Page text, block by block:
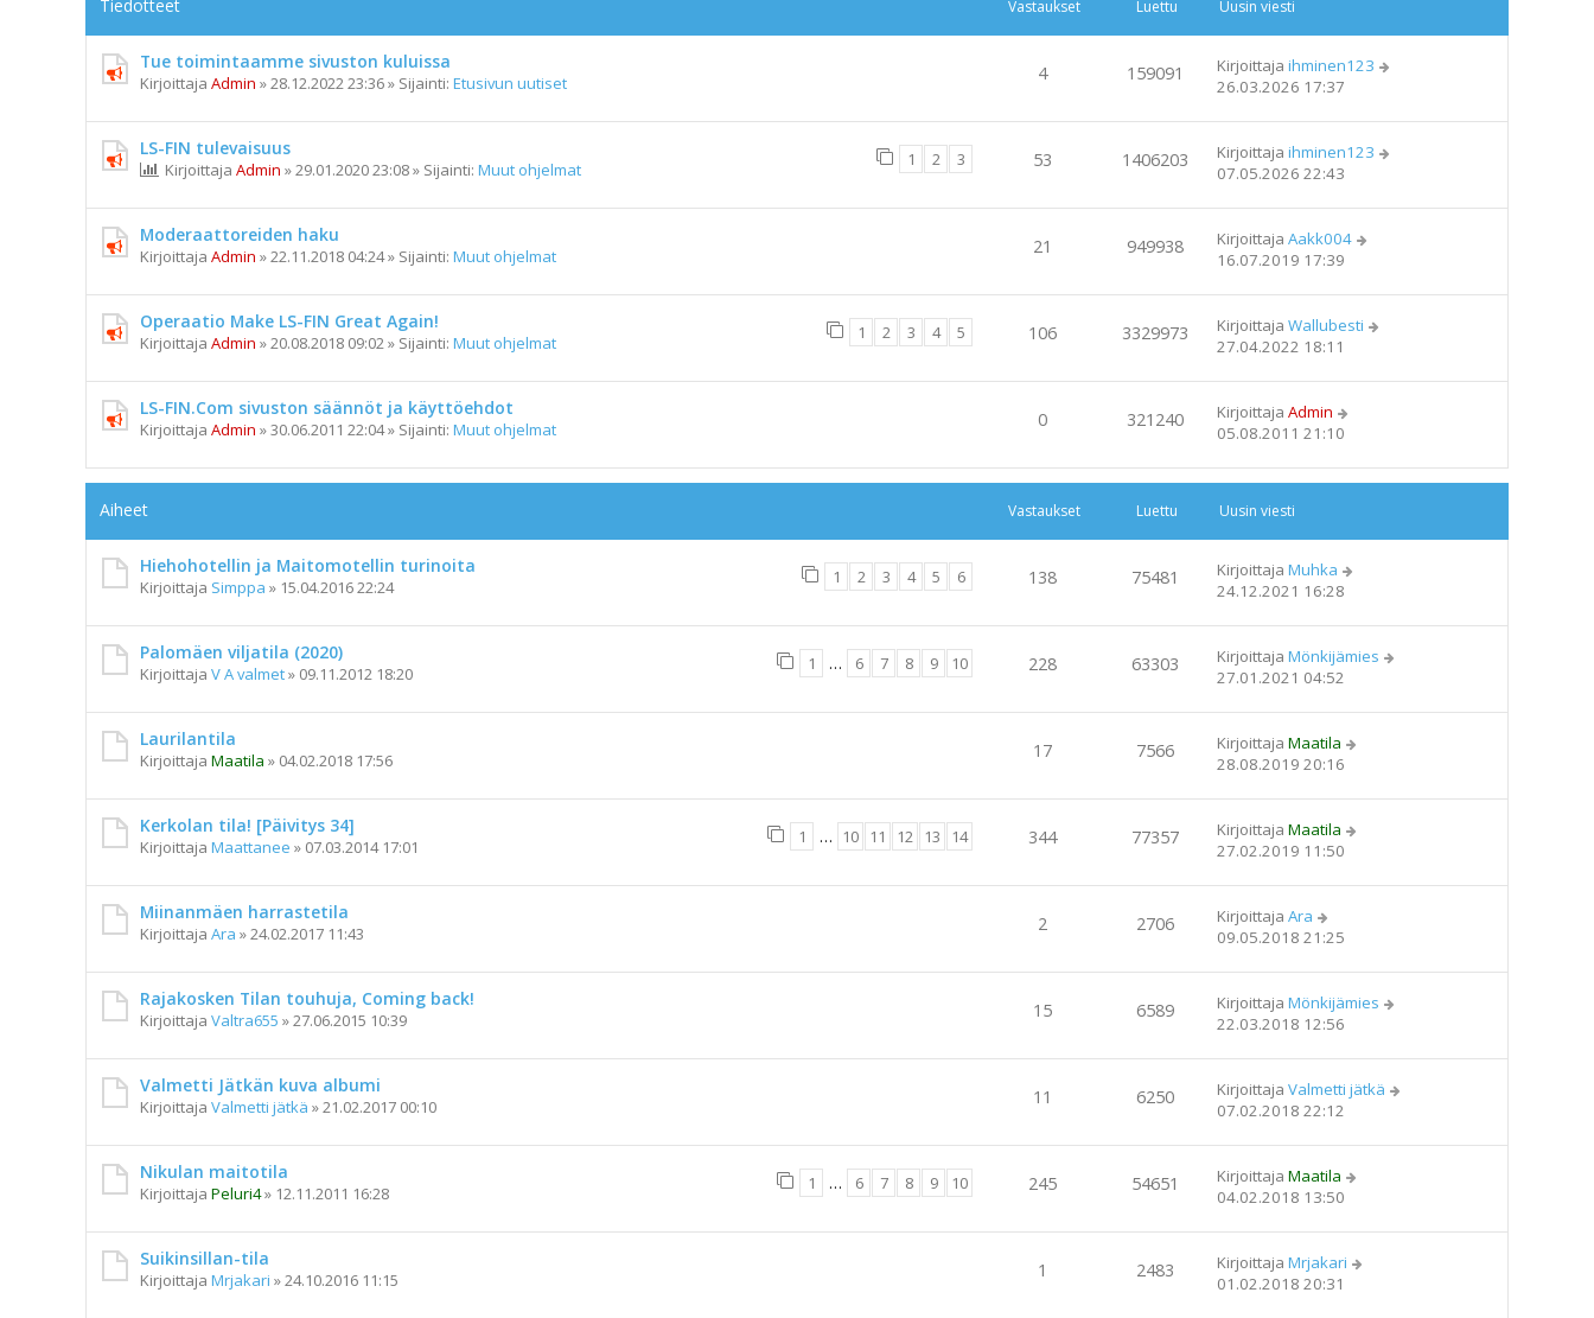
Tiedotteet Vastaukset Luettu Uusin viesti
Tue toimintaamme sivuston kuluissa
Kirjoittaja Admin »28.12.2022 23:36» Sijainti: Etusivun uutiset 4 159091 Kirjoittaja ihminen123
26.03.2026 17:37
LS-FIN tulevaisuus
Kirjoittaja Admin »29.01.2020 23:08» Sijainti: Muut ohjelmat 1 2 3 53 1406203 Kirjoittaja ihminen123
07.05.2026 22:43
Moderaattoreiden haku
Kirjoittaja Admin »22.11.2018 04:24» Sijainti: Muut ohjelmat 21 949938 Kirjoittaja Aakk004
16.07.2019 17:39
Operaatio Make LS-FIN Great Again!
Kirjoittaja Admin »20.08.2018 09:02» Sijainti: Muut ohjelmat 1 2 3 4 5 106 3329973 Kirjoittaja Wallubesti
27.04.2022 18:11
LS-FIN.Com sivuston säännöt ja käyttöehdot
Kirjoittaja Admin »30.06.2011 22:04» Sijainti: Muut ohjelmat 0 321240 Kirjoittaja Admin
05.08.2011 21:10
Aiheet Vastaukset Luettu Uusin viesti
Hiehohotellin ja Maitomotellin turinoita
Kirjoittaja Simppa » 15.04.2016 22:24 1 2 3 4 5 6 138 75481 Kirjoittaja Muhka
24.12.2021 16:28
Palomäen viljatila (2020)
Kirjoittaja V A valmet» 09.11.2012 18:20 1 … 6 7 8 9 10 228 63303 Kirjoittaja Mönkijämies
27.01.2021 04:52
Laurilantila
Kirjoittaja Maatila » 04.02.2018 17:56 17 7566 Kirjoittaja Maatila
28.08.2019 20:16
Kerkolan tila! [Päivitys 34]
Kirjoittaja Maattanee » 07.03.2014 17:01 1 … 10 11 12 13 14 344 77357 Kirjoittaja Maatila
27.02.2019 11:50
Miinanmäen harrastetila
Kirjoittaja Ara »24.02.2017 11:43 2 2706 Kirjoittaja Ara
09.05.2018 21:25
Rajakosken Tilan touhuja, Coming back!
Kirjoittaja Valtra655 »27.06.2015 10:39 15 6589 Kirjoittaja Mönkijämies
22.03.2018 12:56
Valmetti Jätkän kuva albumi
Kirjoittaja Valmetti jätkä »21.02.2017 00:10 11 6250 Kirjoittaja Valmetti jätkä
07.02.2018 22:12
Nikulan maitotila
Kirjoittaja Peluri4» 12.11.2011 16:28 1 … 6 7 8 9 10 245 54651 Kirjoittaja Maatila
04.02.2018 13:50
Suikinsillan-tila
Kirjoittaja Mrjakari »24.10.2016 11:15 1 2483 Kirjoittaja Mrjakari
01.02.2018 20:31